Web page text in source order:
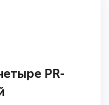
о том,
эти
PR-